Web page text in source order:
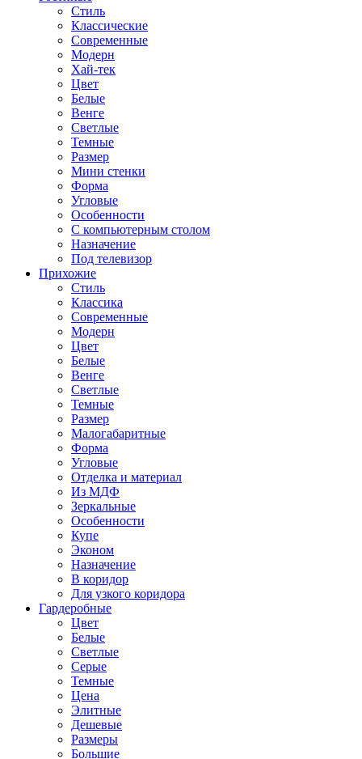
Стиль
Классические
Современные
Модерн
Хай-тек
Цвет
Белые
Венге
Светлые
Темные
Размер
Мини стенки
Форма
Угловые
Особенности
С компьютерным столом
Назначение
Под телевизор
Прихожие
Стиль
Классика
Современные
Модерн
Цвет
Белые
Венге
Светлые
Темные
Размер
Малогабаритные
Форма
Угловые
Отделка и материал
Из МДФ
Зеркальные
Особенности
Купе
Эконом
Назначение
В коридор
Для узкого коридора
Гардеробные
Цвет
Белые
Светлые
Серые
Темные
Цена
Элитные
Дешевые
Размеры
Большие